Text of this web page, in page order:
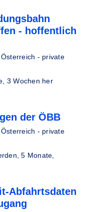
- hoffentlich
Österreich - private
3 Wochen her
der ÖBB
Österreich - private
5 Monate,
Abfahrtsdaten